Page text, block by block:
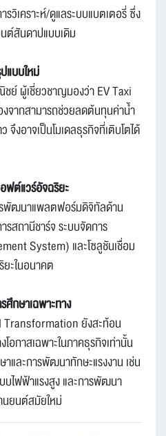
รวิเคราะห์/ดูแลระบบแบตเตอรี่ ซึ่ง
ต์สันดาปแบบเดิม
แบบใหม่
ชย์ ผู้เชี่ยวชาญมองว่า EV Taxi
จากสามารถช่วยลดต้นทุนค่าน้ำ
จึงอาจเป็นโมเดลธุรกิจที่เติบโตได้
ต์แวร์อัจฉริยะ
พัฒนาแพลตฟอร์มดิจิทัลด้าน
รสถานีชาร์จ ระบบจัดการ
System) และโซลูชันเชื่อม
ะในอนาคต
กษาเฉพาะทาง
ยังสะท้อน
โอกาสเฉพาะในภาคธุรกิจเท่านั้น
าและการพัฒนาทักษะแรงงาน เช่น
บไฟฟ้าแรงสูง และการพัฒนา
ยนต์สมัยใหม่